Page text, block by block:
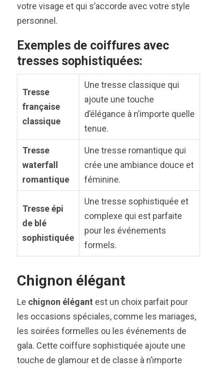
votre visage et qui s’accorde avec votre style
personnel.
Exemples de coiffures avec
tresses sophistiquées:
Tresse
française
classique
Une tresse classique qui
ajoute une touche
d’élégance à n’importe quelle
tenue.
Tresse
waterfall
romantique
Une tresse romantique qui
crée une ambiance douce et
féminine.
Tresse épi
de blé
sophistiquée
Une tresse sophistiquée et
complexe qui est parfaite
pour les événements
formels.
Chignon élégant
Le chignon élégant est un choix parfait pour
les occasions spéciales, comme les mariages,
les soirées formelles ou les événements de
gala. Cette coiffure sophistiquée ajoute une
touche de glamour et de classe à n’importe